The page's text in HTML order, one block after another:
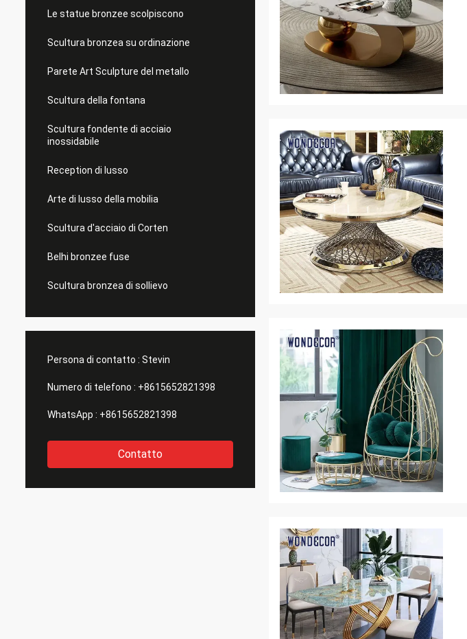
Le statue bronzee scolpiscono
Scultura bronzea su ordinazione
Parete Art Sculpture del metallo
Scultura della fontana
Scultura fondente di acciaio
inossidabile
Reception di lusso
Arte di lusso della mobilia
Scultura d'acciaio di Corten
Belhi bronzee fuse
Scultura bronzea di sollievo
Persona di contatto : Stevin
Numero di telefono : +8615652821398
WhatsApp : +8615652821398
Contatto